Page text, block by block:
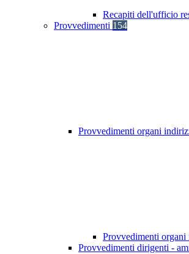
Recapiti dell'ufficio
Provvedimenti 154
Provvedimenti organi
Provvedimenti
Provvedimenti dirigenti -